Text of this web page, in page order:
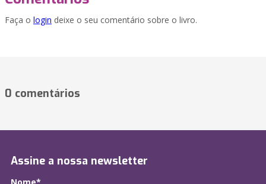
Faça o login deixe o seu comentário sobre o livro.
0 comentários
Assine a nossa newsletter